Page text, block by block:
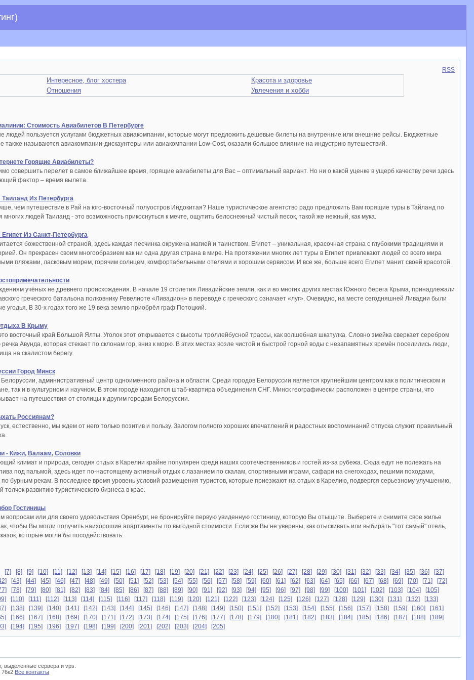
RSS
Интересное, блог хостера
Красота и здоровье
Отношения Увлечения и хобби
Стоимость Авиабилетов В Петербурге
людей пользуется услугами бюджетных авиакомпании, которые могут предложить дешевые билеты на внутренние или внешние рейсы. Бюджетные
также называются авиакомпании-дискаунтеры или авиакомпании Low-Сost, оказали большое влияние на индустрию путешествий.
Горящие Авиабилеты?
совершить перелет в самое ближайшее время, горящие авиабилеты для Вас – оптимальный вариант. Но ни о какой уценке в ущерб качеству речи здесь
фактор – время вылета.
Из Петербурга
чем путешествие в Рай на юго-восточный полуостров Индокитая? Наше туристическое агентство радо предложить Вам горящие туры в Тайланд по
многих людей Таиланд - это возможность прикоснуться к мечте, ощутить белоснежный чистый песок, такой же нежный, как мука.
Из Санкт-Петербурга
божественной страной, здесь каждая песчинка окружена магией и таинством. Египет – уникальная, красочная страна с глубокими традициями и
Он прекрасен своим многообразием как ни одна другая страна в мире. На протяжении многих лет туры в Египет привлекают людей со всего мира
пляжами, ласковым морем, горячим солнцем, комфортабельными отелями и хорошим сервисом. И все же, больше всего Египет манит своей красотой.
учёных не древнего происхождения. В начале 19 столетия Ливадийские земли, как и во многих других местах Южного берега Крыма, принадлежали
греческого батальона полковнику Ревелиоте «Ливадион» в переводе с греческого означает «луг». Очевидно, на месте сегодняшней Ливадии были
угодья. В 30-х годах того же 19 века землю приобрёл граф Потоцкий.
В Крыму
восточный край Большой Ялты. Уголок этот открывается с высоты троллейбусной трассы, как волшебная шкатулка. Словно змейка сверкает серебром
Авунда, которая стекает по склонам гор, вниз к морю. В этих местах возле чистой и быстрой горной воды с незапамятных времён поселились люди,
на скалистом берегу.
Город Минск
Белоруссии, административный центр одноименного района и области. Среди городов Белоруссии является крупнейшим центром как в политическом и
так и в культурном и научном. В этом городе находится штаб-квартира объединения СНГ. Минск географически расположен в центре страны, что
на путешествия от столицы к другим городам Белоруссии.
Россиянам?
естественно, мы ждем от него только позитив и пользу. Залогом полного хороших впечатлений и радостных воспоминаний отпуска служит правильный
- Кижи, Валаам, Соловки
климат и природа, сегодня отдых в Карелии крайне популярен среди наших соотечественников и гостей из-за рубежа. Сюда едут не полежать на
под пальмой, здесь идет по-настоящему активный отдых с лазанием по скалам, спортивными играми, сафари на снегоходах, пешими походами,
бурным рекам. В последнее время уровень условий размещения туристов, которые приезжают на отдых в Карелию, подвергся серьезному улучшению,
толчок развитию туристического бизнеса в крае.
Гостиницы
вопросам или для своего удовольствия Оренбург, не бронируйте первую увиденную гостиницу, которую Вы отыщите. Выберете и снимите свое жилье
чтобы Вы могли получить наихорошие апартаменты по выгодной стоимости. Если же Вы не уверены, как отыскивать или выбирать "тот самый" отель,
которые могли бы посодействовать:
[7] [8] [9] [10] [11] [12] [13] [14] [15] [16] [17] [18] [19] [20] [21] [22] [23] [24] [25] [26] [27] [28] [29] [30] [31] [32] [33] [34] [35] [36]
[37]
[43] [44] [45] [46] [47] [48] [49] [50] [51] [52] [53] [54] [55] [56] [57] [58] [59] [60] [61] [62] [63] [64] [65] [66] [67] [68] [69] [70] [71]
[72]
[78] [79] [80] [81] [82] [83] [84] [85] [86] [87] [88] [89] [90] [91] [92] [93] [94] [95] [96] [97] [98] [99] [100] [101] [102] [103] [104]
[105]
[110] [111] [112] [113] [114] [115] [116] [117] [118] [119] [120] [121] [122] [123] [124] [125] [126] [127] [128] [129] [130] [131] [132]
[133]
[138] [139] [140] [141] [142] [143] [144] [145] [146] [147] [148] [149] [150] [151] [152] [153] [154] [155] [156] [157] [158] [159] [160]
[161]
[166] [167] [168] [169] [170] [171] [172] [173] [174] [175] [176] [177] [178] [179] [180] [181] [182] [183] [184] [185] [186] [187] [188]
[189]
[194] [195] [196] [197] [198] [199] [200] [201] [202] [203] [204] [205]
выделенные сервера и vps.
76к2 Все контакты